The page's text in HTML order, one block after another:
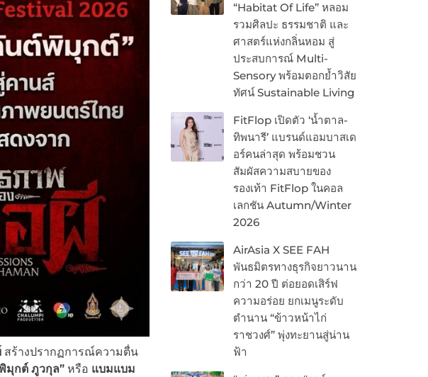
“Habitat Of Life” หลอม
รวมศิลปะ ธรรมชาติ และ
ศาสตร์แห่งกลิ่นหอม สู่
ประสบการณ์ Multi-
Sensory พร้อมตอกย้ำวิสัย
ทัศน์ Sustainable Living
FitFlop เปิดตัว ‘น้ำตาล-
ทิพนารี’ แบรนด์แอมบาสเด
อร์คนล่าสุด พร้อมชวน
สัมผัสความสบายของ
รองเท้า FitFlop ในคอล
เลกชัน Autumn/Winter
2026
AirAsia X SEE FAH
พันธมิตรทางธุรกิจยาวนาน
กว่า 20 ปี ต่อยอดเสิร์ฟ
ความอร่อย ยกเมนูระดับ
ตำนาน “ข้าวหน้าไก่
ราชวงศ์” พุ่งทะยานสู่น่าน
ฟ้า
สร้างปรากฏการณ์ความตื่น
มุกต์ ภูวกุล”หรือ แบมแบม